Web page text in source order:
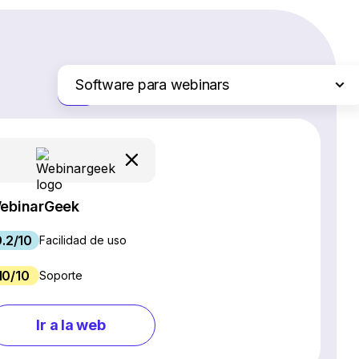
Software para webinars
Servicios de hosting web
Software de gestión de proyectos
Software SEO
Marketing por correo electrónico
Solo las diferencias
10 Facilidad de uso
10 Soporte
Ir a la web